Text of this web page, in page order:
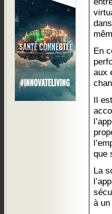
En
aux
Il
que
La
à